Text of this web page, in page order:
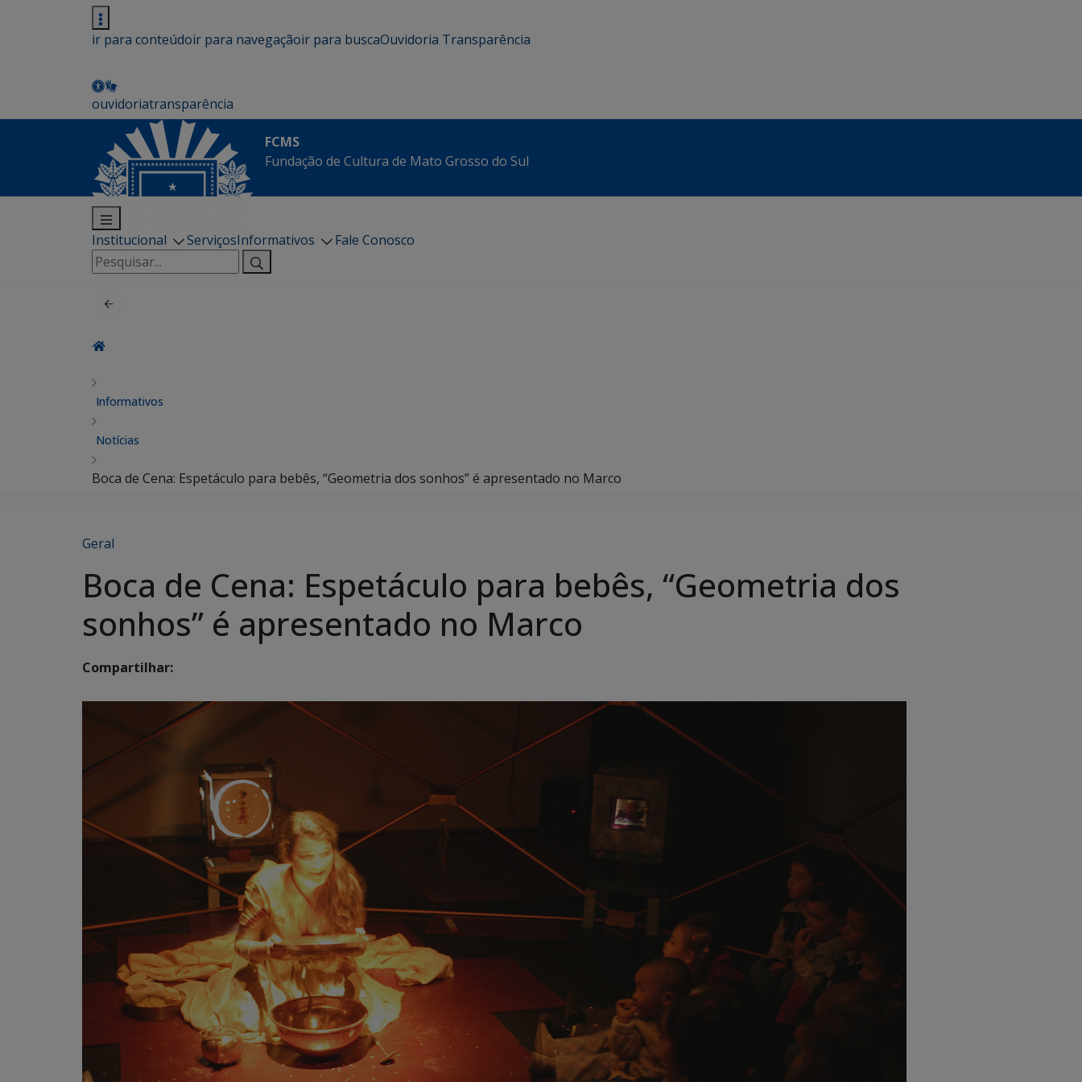
ir para conteúdoir para navegaçãoir para buscaOuvidoria Transparência
ouvidoriatransparência
FCMS
Fundação de Cultura de Mato Grosso do Sul
Institucional ServiçosInformativos
Fale Conosco
Pesquisar
por:
Informativos
Notícias
Boca de Cena: Espetáculo para bebês, “Geometria dos sonhos” é apresentado no Marco
Geral
Boca de Cena: Espetáculo para bebês, “Geometria dos
sonhos” é apresentado no Marco
Compartilhar: